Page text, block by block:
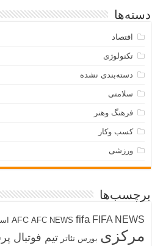
دسته‌ها
اقتصاد
تکنولوژی
دسته‌بندی نشده
سلامتی
فرهنگ وهنر
کسب وکار
ورزشی
برچسب‌ها
AFC AFC NEWS fifa FIFA NEWS
مرکزی بورس تئاتر تیم فوتبال